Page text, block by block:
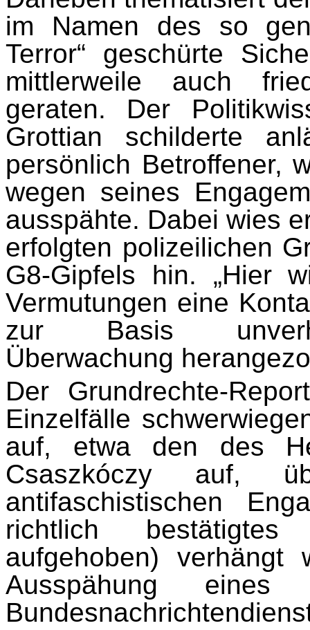
im Namen des so
Terror“ geschürte
mittlerweile auch
geraten. Der
Grottian schilderte
persönlich Betroffener,
wegen seines
aus­spähte. Dabei wies
erfolgten polizeilichen
G8-Gipfels hin. „Hier
Vermu­tungen eine
zur Basis
Überwachung
Der Grundrechte-
Einzelfälle
auf, etwa den des
Csasz­kóczy auf,
antifaschistischen
richtlich bestätigtes
aufgehoben) verhängt
Ausspähung